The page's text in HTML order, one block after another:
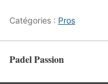
Catégories : Pros
Padel Passion